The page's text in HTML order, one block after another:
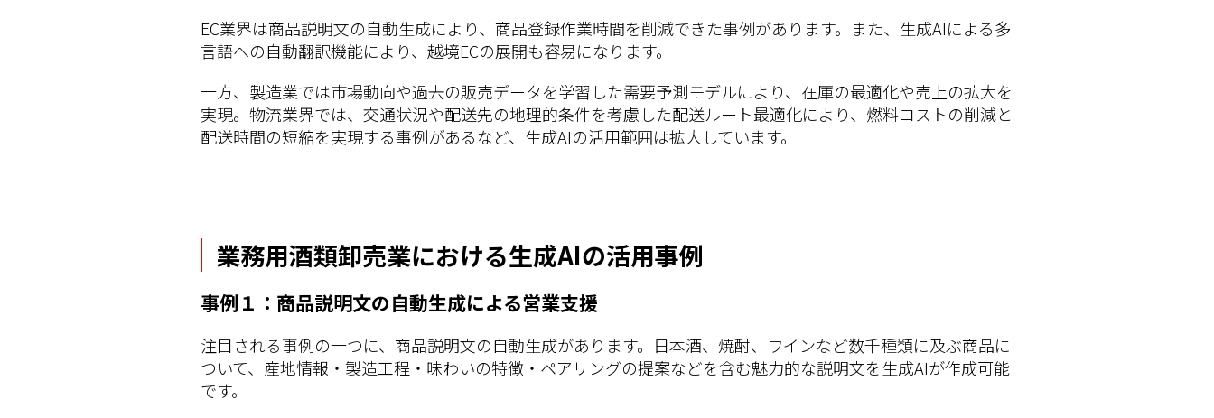
EC業界は商品説明文の自動生成により、商品登録作業時間を削減できた事例があります。また、生成AIによる多
言語への自動翻訳機能により、越境ECの展開も容易になります。
一方、製造業では市場動向や過去の販売データを学習した需要予測モデルにより、在庫の最適化や売上の拡大を
実現。物流業界では、交通状況や配送先の地理的条件を考慮した配送ルート最適化により、燃料コストの削減と
配送時間の短縮を実現する事例があるなど、生成AIの活用範囲は拡大しています。
業務用酒類卸売業における生成AIの活用事例
事例１：商品説明文の自動生成による営業支援
注目される事例の一つに、商品説明文の自動生成があります。日本酒、焼酎、ワインなど数千種類に及ぶ商品に
ついて、産地情報・製造工程・味わいの特徴・ペアリングの提案などを含む魅力的な説明文を生成AIが作成可能
です。